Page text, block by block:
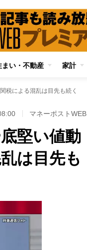
まい・不動産 家計
税による混乱は目先も続く
マネーポストWEB
堅い値動
は目先も